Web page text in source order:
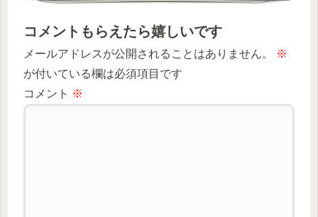
コメントもらえたら嬉しいです
メールアドレスが公開されることはありません。
※
が付いている欄は必須項目です
コメント ※